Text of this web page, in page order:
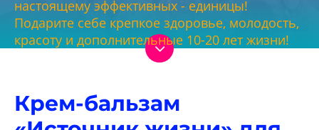
настоящему эффективных - единицы!
Подарите себе крепкое здоровье, молодость,
красоту и дополнительные 10-20 лет жизни!
Крем-бальзам